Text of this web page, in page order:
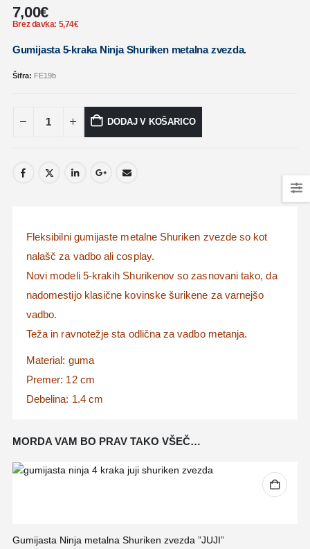
7,00€
Brez davka: 5,74€
Gumijasta 5-kraka Ninja Shuriken metalna zvezda.
Šifra: FE19b
DODAJ V KOŠARICO
Fleksibilni gumijaste metalne Shuriken zvezde so kot
nalašč za vadbo ali cosplay.
Novi modeli 5-krakih Shurikenov so zasnovani tako, da
nadomestijo klasične kovinske šurikene za varnejšo
vadbo.
Teža in ravnotežje sta odlična za vadbo metanja.
Material: guma
Premer: 12 cm
Debelina: 1.4 cm
MORDA VAM BO PRAV TAKO VŠEČ…
Gumijasta Ninja metalna Shuriken zvezda ”JUJI”